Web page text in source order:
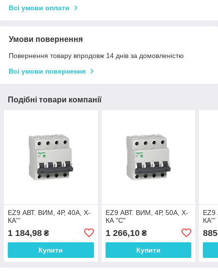
Всі умови оплати
Умови повернення
Повернення товару впродовж 14 днів за домовленістю
Всі умови повернення
Подібні товари компанії
EZ9 АВТ. ВИМ, 4Р, 40А, Х-
КА'''
1 184,98 ₴
Купити
EZ9 АВТ. ВИМ, 4Р, 50А, Х-
КА "С"
1 266,10₴
Купити
КА'''